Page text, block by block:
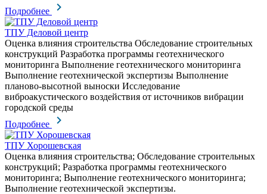
Подробнее
ТПУ Деловой центр
Оценка влияния строительства Обследование строительных
конструкций Разработка программы геотехнического
мониторинга Выполнение геотехнического мониторинга
Выполнение геотехнической экспертизы Выполнение
планово-высотной выноски Исследование
виброакустического воздействия от источников вибрации
городской среды
Подробнее
ТПУ Хорошевская
Оценка влияния строительства; Обследование строительных
конструкций; Разработка программы геотехнического
мониторинга; Выполнение геотехнического мониторинга;
Выполнение геотехнической экспертизы.